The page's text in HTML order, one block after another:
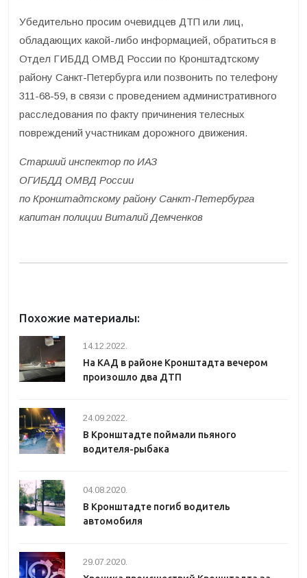
Убедительно просим очевидцев ДТП или лиц,
обладающих какой-либо информацией, обратиться в
Отдел ГИБДД ОМВД России по Кронштадтскому
району Санкт-Петербурга или позвонить по телефону
311-68-59, в связи с проведением административного
расследования по факту причинения телесных
повреждений участникам дорожного движения.
Старший инспектор по ИАЗ
ОГИБДД ОМВД России
по Кронштадтскому району Санкт-Петербурга
капитан полиции Виталий Демченков
Похожие материалы:
14.12.2022.
На КАД в районе Кронштадта вечером
произошло два ДТП
24.09.2022.
В Кронштадте поймали пьяного
водителя-рыбака
04.08.2020.
В Кронштадте погиб водитель
автомобиля
29.07.2020.